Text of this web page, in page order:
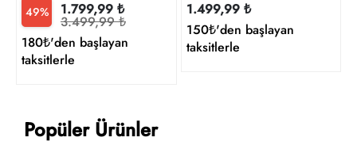
49% 1.799,99 ₺
3.499,99 ₺
180₺'den başlayan
taksitlerle
1.499,99 ₺
150₺'den başlayan
taksitlerle
Popüler Ürünler